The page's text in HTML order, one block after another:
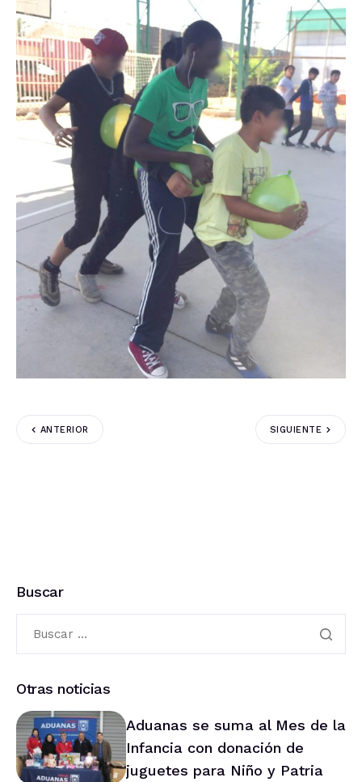
ANTERIOR SIGUIENTE
Buscar
Otras noticias
Aduanas se suma al Mes de la
Infancia con donación de
juguetes para Niño y Patria